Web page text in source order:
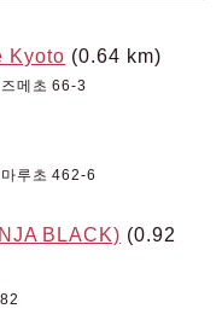
Kyoto (0.64 km)
메초 66-3
루초 462-6
BLACK) (0.92